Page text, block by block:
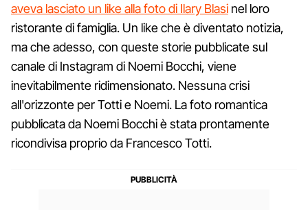
aveva lasciato un like alla foto di Ilary Blasi nel loro
ristorante di famiglia. Un like che è diventato notizia,
ma che adesso, con queste storie pubblicate sul
canale di Instagram di Noemi Bocchi, viene
inevitabilmente ridimensionato. Nessuna crisi
all'orizzonte per Totti e Noemi. La foto romantica
pubblicata da Noemi Bocchi è stata prontamente
ricondivisa proprio da Francesco Totti.